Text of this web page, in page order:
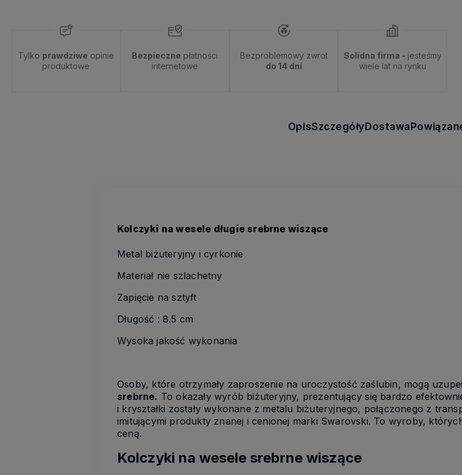
Tylko prawdziwe opinie
produktowe
Bezpieczne płatności
internetowe
Bezproblemowy zwrot
do 14 dni
Solidna firma - jesteśmy
wiele lat na rynku
OpisSzczegóły Dostawa
Kolczyki na wesele długie srebrne wiszące
Metal biżuteryjny i cyrkonie
Materiał nie szlachetny
Zapięcie na sztyft
Długość : 8.5 cm
Wysoka jakość wykonania
Osoby, które otrzymały zaproszenie na uroczystość zaślubin, mogą
srebrne. To okazały wyrób biżuteryjny, prezentujący się bardzo
i kryształki zostały wykonane z metalu biżuteryjnego, połączonego z
imitującymi produkty znanej i cenionej marki Swarovski. To wyroby,
ceną.
Kolczyki na wesele srebrne wiszące